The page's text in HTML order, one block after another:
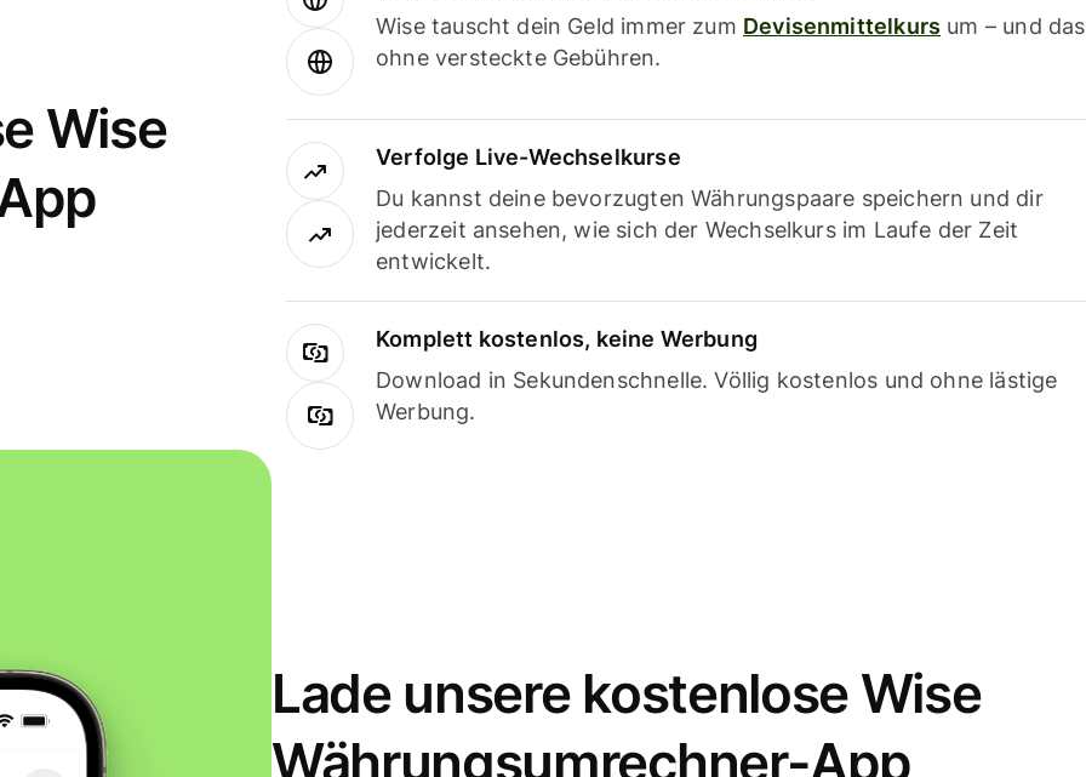
Wise
Wise tauscht dein Geld immer zum Devisenmittelkurs um – und das
ohne versteckte Gebühren.
Verfolge Live-Wechselkurse
Du kannst deine bevorzugten Währungspaare speichern und dir
jederzeit ansehen, wie sich der Wechselkurs im Laufe der Zeit
entwickelt.
Komplett kostenlos, keine Werbung
Download in Sekundenschnelle. Völlig kostenlos und ohne lästige
Werbung.
Lade unsere kostenlose Wise
Währungsumrechner-App